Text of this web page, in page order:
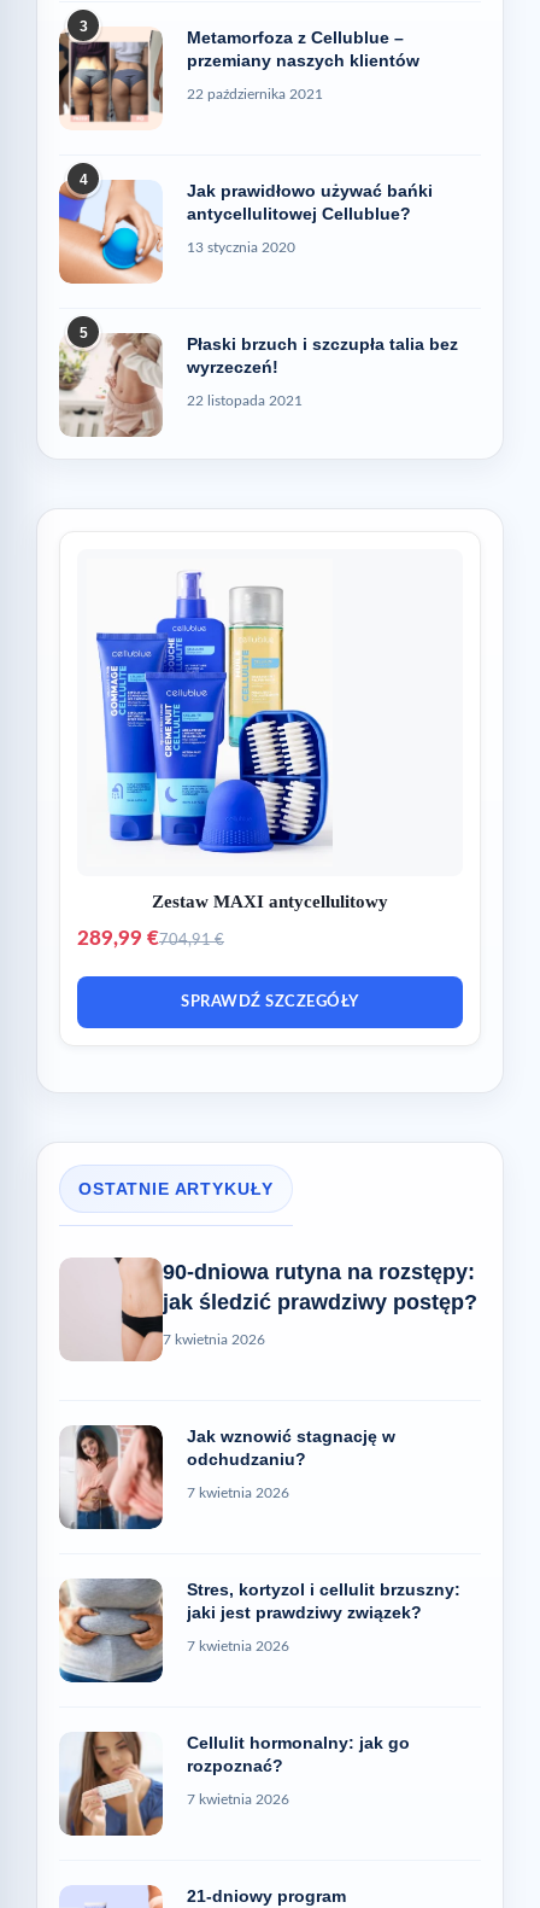
3
Metamorfoza z Cellublue –
przemiany naszych klientów
22 października 2021
4
Jak prawidłowo używać bańki
antycellulitowej Cellublue?
13 stycznia 2020
5
Płaski brzuch i szczupła talia bez
wyrzeczeń!
22 listopada 2021
Zestaw MAXI antycellulitowy
289,99 €704,91 €
SPRAWDŹ SZCZEGÓŁY
OSTATNIE ARTYKUŁY
90-dniowa rutyna na rozstępy:
jak śledzić prawdziwy postęp?
7 kwietnia 2026
Jak wznowić stagnację w
odchudzaniu?
7 kwietnia 2026
Stres, kortyzol i cellulit brzuszny:
jaki jest prawdziwy związek?
7 kwietnia 2026
Cellulit hormonalny: jak go
rozpoznać?
7 kwietnia 2026
21-dniowy program